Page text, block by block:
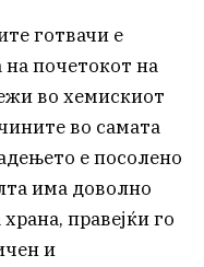
готвачи е
на почетокот на
во хемискиот
во самата
е посолено
има доволно
правејќи го
и